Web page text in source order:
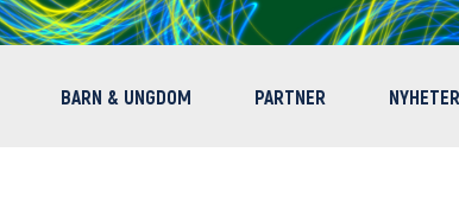
BARN & UNGDOM PARTNER NYHETER